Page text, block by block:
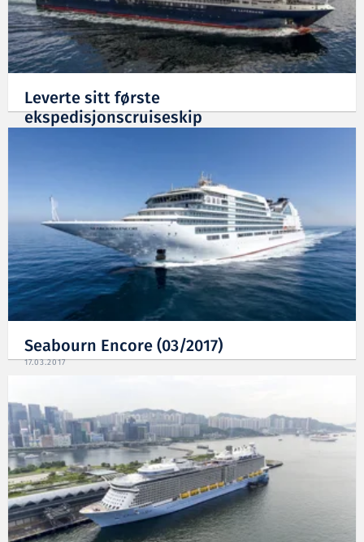
Leverte sitt første
ekspedisjonscruiseskip
Seabourn Encore (03/2017)
17.03.2017